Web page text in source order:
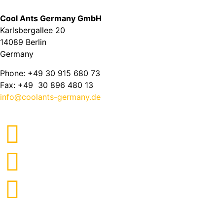
Cool Ants Germany GmbH
Karlsbergallee 20
14089 Berlin
Germany
Phone: +49 30 915 680 73
Fax: +49 30 896 480 13
info@coolants-germany.de